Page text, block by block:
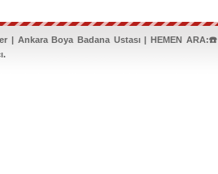
| Ankara Boya Badana Ustası | HEMEN